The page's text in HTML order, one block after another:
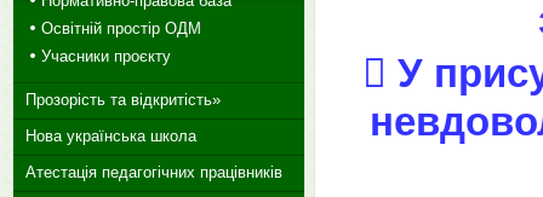
 У
Освітній простір ОДМ
Учасники проєкту
Прозорість та відкритість»
Нова українська школа
Атестація педагогічних працівників